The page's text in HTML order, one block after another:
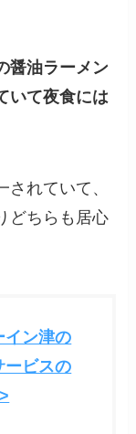
醤油ラーメン
いて夜食には
れていて、
どちらも居心
ン津の
ービスの